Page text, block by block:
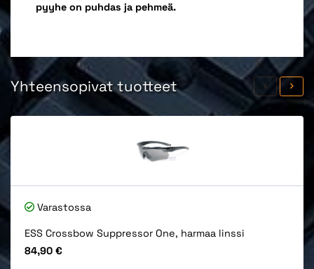
pyyhe on puhdas ja pehmeä.
Yhteensopivat tuotteet
Varastossa
ESS Crossbow Suppressor One, harmaa linssi
Hinta
84,90 €